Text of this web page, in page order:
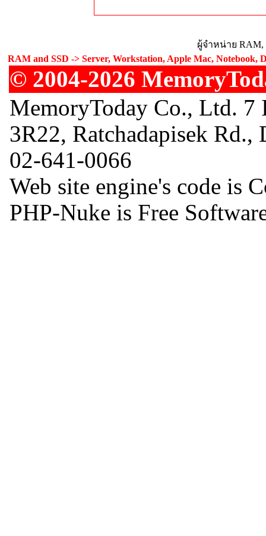
ผู้จำหน่าย RAM,
RAM and SSD -> Server, Workstation, Apple Mac, Notebook,
© 2004-2026
MemoryToday Co., Ltd.
3R22, Ratchadapisek
02-641-0066
Web site engine's code is
PHP-Nuke is Free